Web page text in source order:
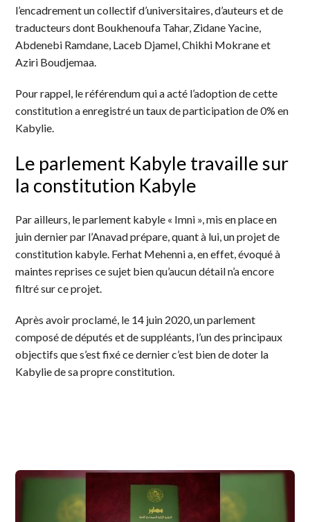
l’encadrement un collectif d’universitaires, d’auteurs et de
traducteurs dont Boukhenoufa Tahar, Zidane Yacine,
Abdenebi Ramdane, Laceb Djamel, Chikhi Mokrane et
Aziri Boudjemaa.
Pour rappel, le référendum qui a acté l’adoption de cette
constitution a enregistré un taux de participation de 0% en
Kabylie.
Le parlement Kabyle travaille sur
la constitution Kabyle
Par ailleurs, le parlement kabyle « Imni », mis en place en
juin dernier par l’Anavad prépare, quant à lui, un projet de
constitution kabyle. Ferhat Mehenni a, en effet, évoqué à
maintes reprises ce sujet bien qu’aucun détail n’a encore
filtré sur ce projet.
Après avoir proclamé, le 14 juin 2020, un parlement
composé de députés et de suppléants, l’un des principaux
objectifs que s’est fixé ce dernier c’est bien de doter la
Kabylie de sa propre constitution.